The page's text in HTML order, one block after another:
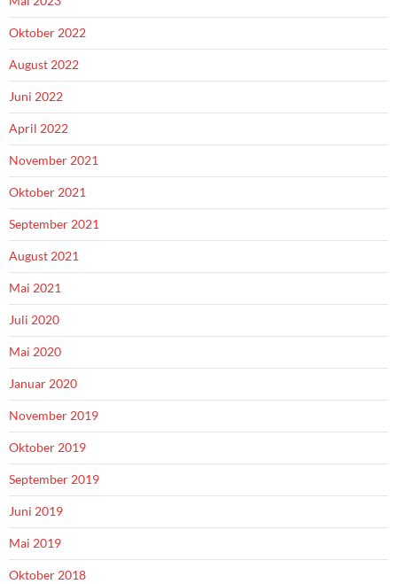
Oktober 2022
August 2022
Juni 2022
April 2022
November 2021
Oktober 2021
September 2021
August 2021
Mai 2021
Juli 2020
Mai 2020
Januar 2020
November 2019
Oktober 2019
September 2019
Juni 2019
Mai 2019
Oktober 2018